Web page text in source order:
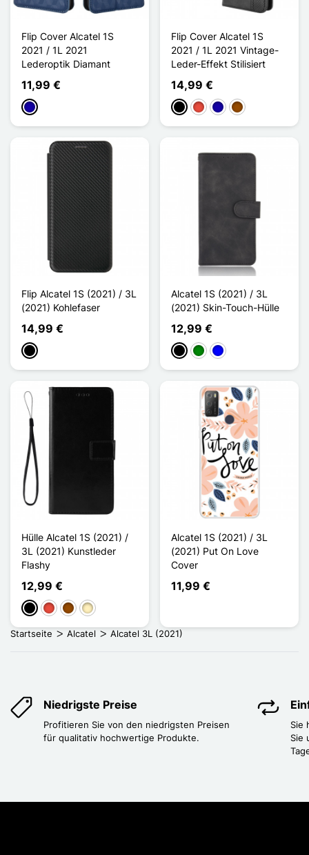
Flip Cover Alcatel 1S
2021 / 1L 2021
Lederoptik Diamant
11,99 €
Dunkelblau
Flip Cover Alcatel 1S
2021 / 1L 2021 Vintage-
Leder-Effekt Stilisiert
14,99 €
Schwarz
Rot Dunkelblau
Braun
Flip Alcatel 1S (2021) / 3L
(2021) Kohlefaser
14,99 €
Schwarz
Alcatel 1S (2021) / 3L
(2021) Skin-Touch-Hülle
12,99 €
Schwarz
GrünBlau
Hülle Alcatel 1S (2021) /
3L (2021) Kunstleder
Flashy
12,99 €
Schwarz
Rot BraunGolden
Alcatel 1S (2021) / 3L
(2021) Put On Love
Cover
11,99 €
Startseite Alcatel Alcatel 3L (2021)
Niedrigste Preise
Profitieren Sie von den niedrigsten Preisen
für qualitativ hochwertige Produkte.
Sie
Sie